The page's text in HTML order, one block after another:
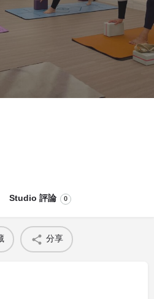
Studio 評論 0
分享